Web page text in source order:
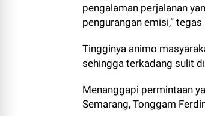
pengalaman perjalanan
pengurangan emisi,” tegas
Tingginya animo
sehingga terkadang sulit
Menanggapi permintaan
Semarang, Tonggam